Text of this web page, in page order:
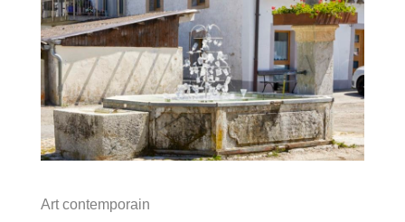
Art contemporain